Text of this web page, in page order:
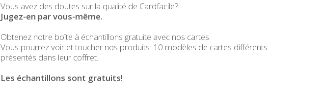
Vous avez des doutes sur la qualité de Cardfacile?
Jugez-en par vous-même.
Obtenez notre boîte à échantillons gratuite avec nos cartes.
Vous pourrez voir et toucher nos produits: 10 modèles de cartes différents
présentés dans leur coffret.
Les échantillons sont gratuits!